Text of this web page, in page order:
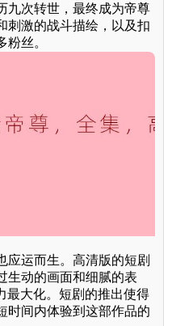
九次转世，最终成为帝尊
刺激的战斗描绘，以及扣
丝。
应运而生。高清版的短剧
生动的画面和细腻的表
最大化。短剧的推出使得
时间内体验到这部作品的